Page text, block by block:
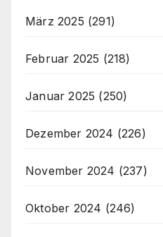
März 2025 (291)
Februar 2025 (218)
Januar 2025 (250)
Dezember 2024 (226)
November 2024 (237)
Oktober 2024 (246)